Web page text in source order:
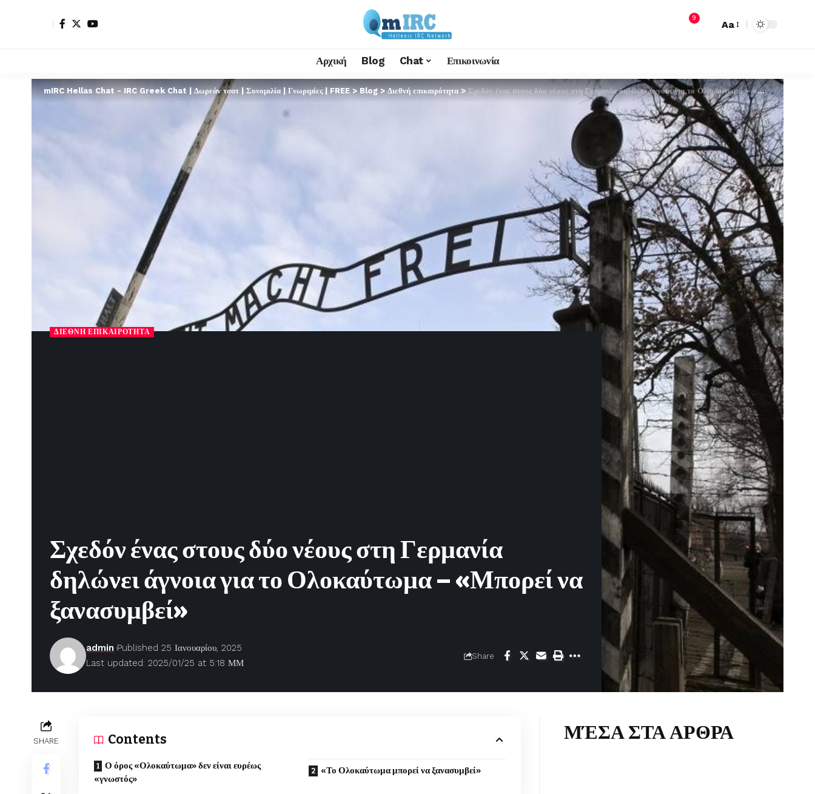
9
Aa
Αρχική Blog Chat Επικοινωνία
mIRC Hellas Chat - IRC Greek Chat | Δωρεάν τσατ | Συνομιλία | Γνωριμίες | FREE>Blog>Διεθνή επικαιρότητα>Σχεδόν ένας στους δύο νέους στη Γερμανία δηλώνει άγνοια για το Ολοκαύτωμα – «Μπορεί να ξανασυμβεί»
ΔΙΕΘΝΉ ΕΠΙΚΑΙΡΌΤΗΤΑ
Σχεδόν ένας στους δύο νέους στη Γερμανία
δηλώνει άγνοια για το Ολοκαύτωμα – «Μπορεί να
ξανασυμβεί»
Last updated: 2025/01/25 at 5:18 ΜΜ
admin Published 25 Ιανουαρίου, 2025
Share
SHARE Contents
Ο όρος «Ολοκαύτωμα» δεν είναι ευρέως
«γνωστός»
«Το Ολοκαύτωμα μπορεί να ξανασυμβεί»
ΜΈΣΑ ΣΤΑ ΑΡΘΡΑ